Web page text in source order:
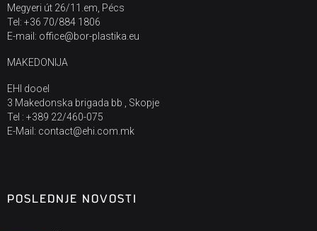
Megyeri út 26/11.em, Pécs
Tel: +36 70/884 1806
E-mail: office@bor-plastika.eu
MAKEDONIJA
EHI dooel
3 Makedonska brigada bb , Skopje
Tel : +389 22/460-075
E-Mail: contact@ehi.com.mk
POSLEDNJE NOVOSTI